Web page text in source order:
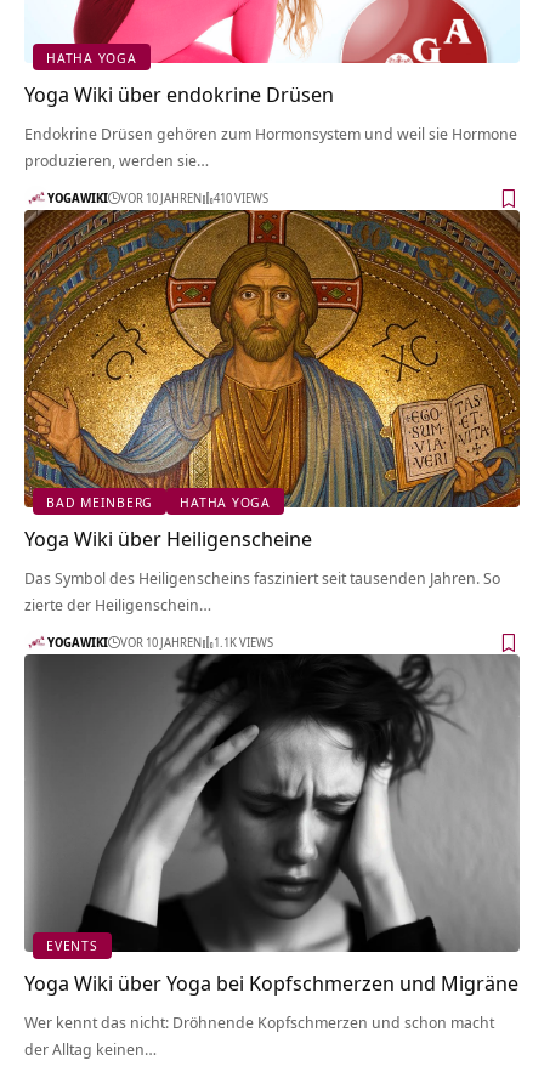
HATHA YOGA
Yoga Wiki über endokrine Drüsen
Endokrine Drüsen gehören zum Hormonsystem und weil sie Hormone
produzieren, werden sie…
YOGAWIKI VOR 10 JAHREN 410 VIEWS
BAD MEINBERG HATHA YOGA
Yoga Wiki über Heiligenscheine
Das Symbol des Heiligenscheins fasziniert seit tausenden Jahren. So
zierte der Heiligenschein…
YOGAWIKI VOR 10 JAHREN 1.1K VIEWS
EVENTS
Yoga Wiki über Yoga bei Kopfschmerzen und Migräne
Wer kennt das nicht: Dröhnende Kopfschmerzen und schon macht
der Alltag keinen…